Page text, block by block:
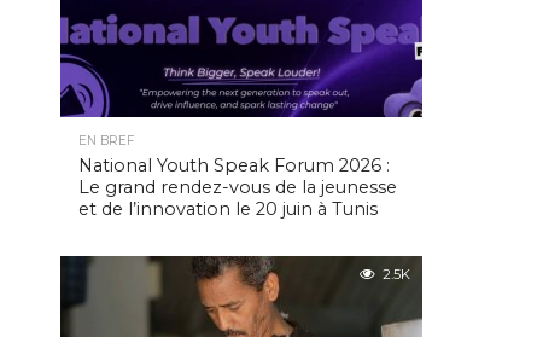
EN BREF
National Youth Speak Forum 2026 :
Le grand rendez-vous de la jeunesse
et de l’innovation le 20 juin à Tunis
2.5K